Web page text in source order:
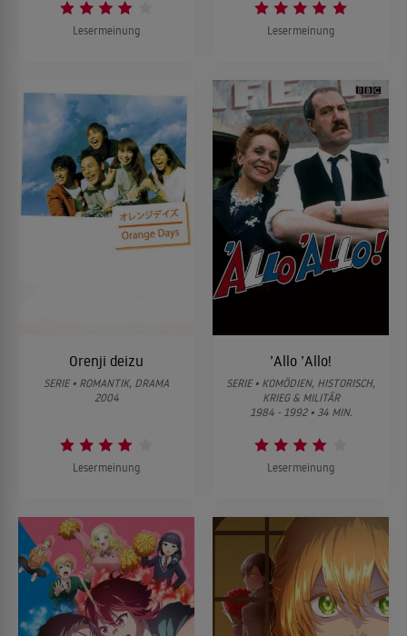
Lesermeinung Lesermeinung
Orenji deizu
SERIE • ROMANTIK, DRAMA
2004
Lesermeinung
’Allo ’Allo!
SERIE • KOMÖDIEN, HISTORISCH,
KRIEG & MILITÄR
1984 - 1992 • 34 MIN.
Lesermeinung